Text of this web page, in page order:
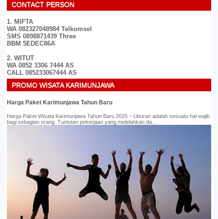
CONTACT PERSON
1. MIFTA
WA 082327048984 Telkomsel
SMS 0898871439 Three
BBM 5EDEC86A
2. WITUT
WA 0852 3306 7444 AS
CALL 085233067444 AS
PROMO WISATA KARIMUNJAWA
Harga Paket Karimunjawa Tahun Baru
Harga Paket Wisata Karimunjawa Tahun Baru 2025 ~ Liburan adalah sesuatu hal wajib
bagi sebagian orang. Tuntutan pekerjaan yang melelahkan da...